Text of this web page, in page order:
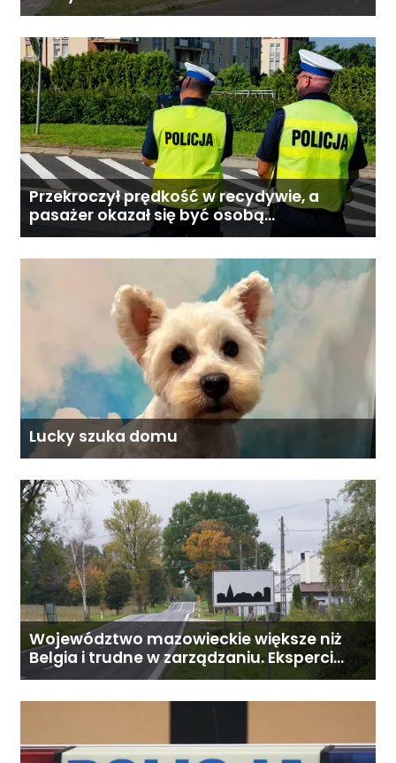
Przekroczył prędkość w recydywie, a
pasażer okazał się być osobą
poszukiwaną
Lucky szuka domu
Województwo mazowieckie większe niż
Belgia i trudne w zarządzaniu. Eksperci
proponują podział centralnej Polski